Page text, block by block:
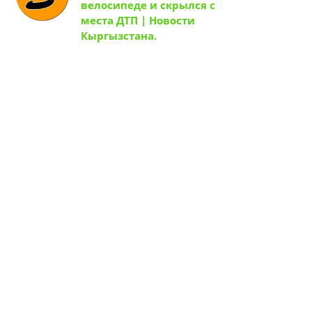
велосипеде и скрылся с
места ДТП | Новости
Кыргызстана.